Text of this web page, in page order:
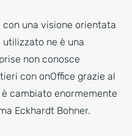
con una visione orientata
ne è una
non conosce
con onOffice grazie al
cambiato enormemente
Eckhardt Bohner.